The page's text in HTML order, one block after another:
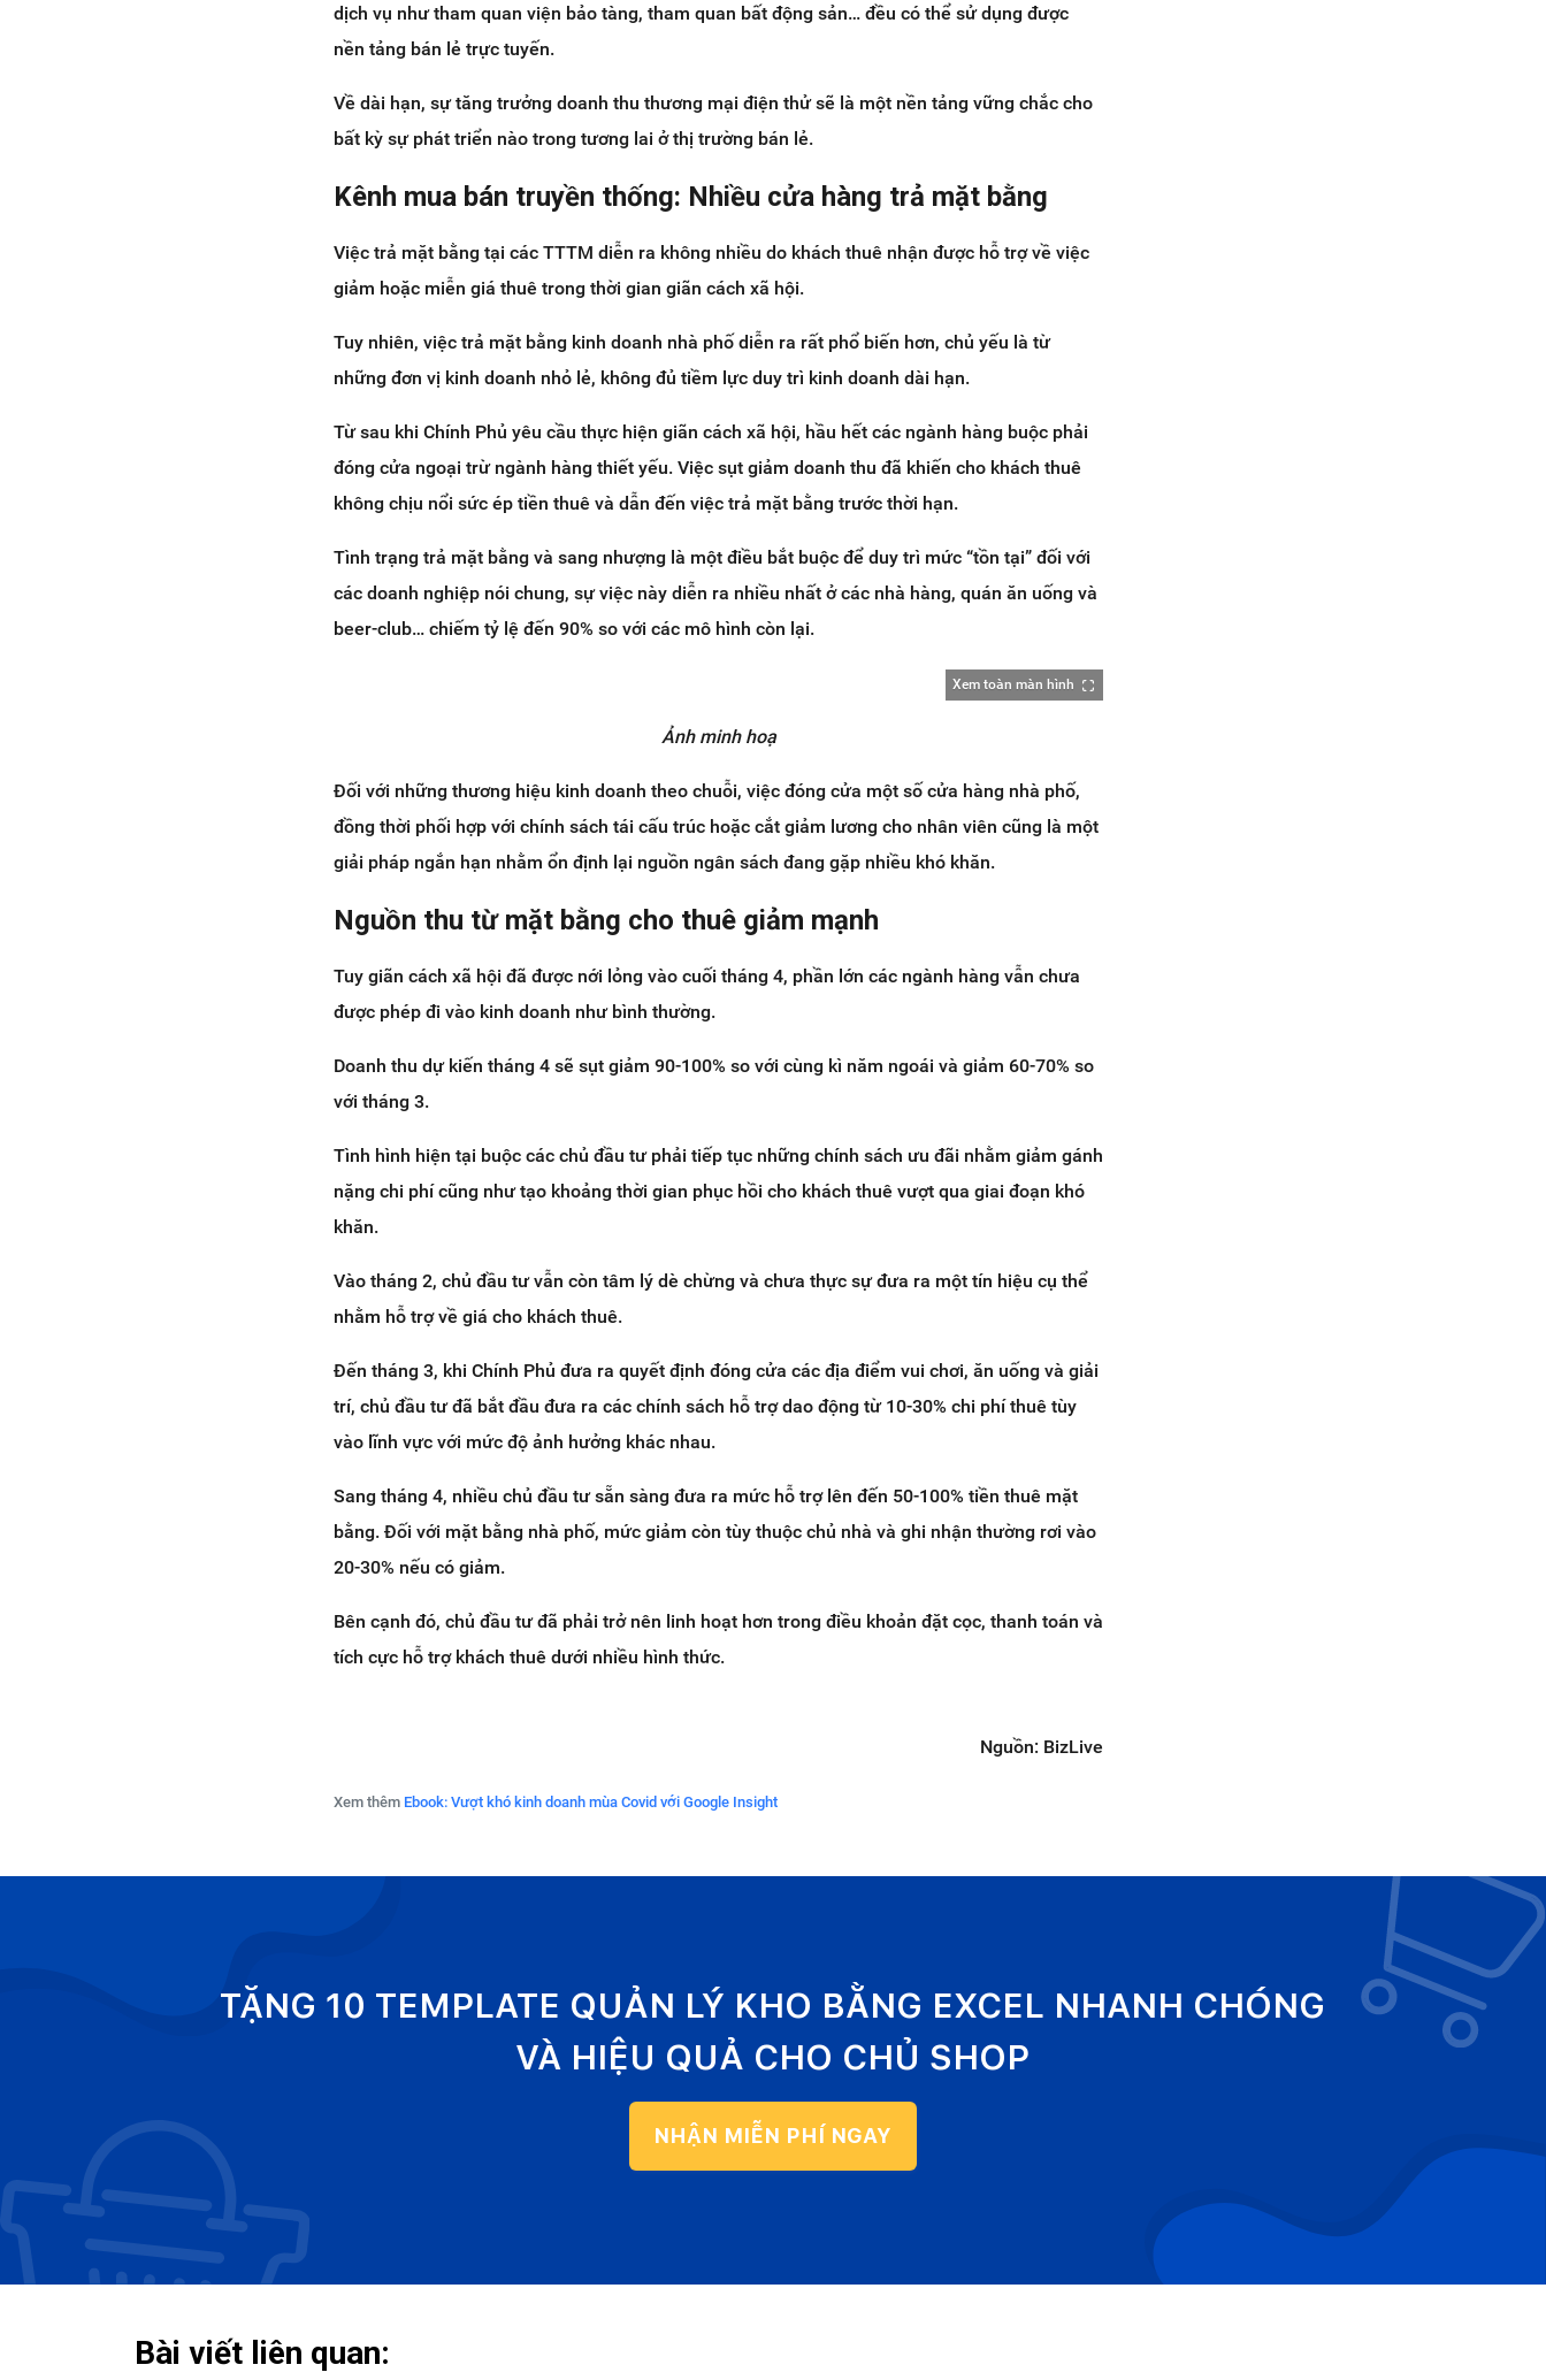
dịch vụ như tham quan viện bảo tàng, tham quan bất động sản… đều có thể sử dụng được
nền tảng bán lẻ trực tuyến.
Về dài hạn, sự tăng trưởng doanh thu thương mại điện thử sẽ là một nền tảng vững chắc cho
bất kỳ sự phát triển nào trong tương lai ở thị trường bán lẻ.
Kênh mua bán truyền thống: Nhiều cửa hàng trả mặt bằng
Việc trả mặt bằng tại các TTTM diễn ra không nhiều do khách thuê nhận được hỗ trợ về việc
giảm hoặc miễn giá thuê trong thời gian giãn cách xã hội.
Tuy nhiên, việc trả mặt bằng kinh doanh nhà phố diễn ra rất phổ biến hơn, chủ yếu là từ
những đơn vị kinh doanh nhỏ lẻ, không đủ tiềm lực duy trì kinh doanh dài hạn.
Từ sau khi Chính Phủ yêu cầu thực hiện giãn cách xã hội, hầu hết các ngành hàng buộc phải
đóng cửa ngoại trừ ngành hàng thiết yếu. Việc sụt giảm doanh thu đã khiến cho khách thuê
không chịu nổi sức ép tiền thuê và dẫn đến việc trả mặt bằng trước thời hạn.
Tình trạng trả mặt bằng và sang nhượng là một điều bắt buộc để duy trì mức “tồn tại” đối với
các doanh nghiệp nói chung, sự việc này diễn ra nhiều nhất ở các nhà hàng, quán ăn uống và
beer-club… chiếm tỷ lệ đến 90% so với các mô hình còn lại.
Xem toàn màn hình
Ảnh minh hoạ
Đối với những thương hiệu kinh doanh theo chuỗi, việc đóng cửa một số cửa hàng nhà phố,
đồng thời phối hợp với chính sách tái cấu trúc hoặc cắt giảm lương cho nhân viên cũng là một
giải pháp ngắn hạn nhằm ổn định lại nguồn ngân sách đang gặp nhiều khó khăn.
Nguồn thu từ mặt bằng cho thuê giảm mạnh
Tuy giãn cách xã hội đã được nới lỏng vào cuối tháng 4, phần lớn các ngành hàng vẫn chưa
được phép đi vào kinh doanh như bình thường.
Doanh thu dự kiến tháng 4 sẽ sụt giảm 90-100% so với cùng kì năm ngoái và giảm 60-70% so
với tháng 3.
Tình hình hiện tại buộc các chủ đầu tư phải tiếp tục những chính sách ưu đãi nhằm giảm gánh
nặng chi phí cũng như tạo khoảng thời gian phục hồi cho khách thuê vượt qua giai đoạn khó
khăn.
Vào tháng 2, chủ đầu tư vẫn còn tâm lý dè chừng và chưa thực sự đưa ra một tín hiệu cụ thể
nhằm hỗ trợ về giá cho khách thuê.
Đến tháng 3, khi Chính Phủ đưa ra quyết định đóng cửa các địa điểm vui chơi, ăn uống và giải
trí, chủ đầu tư đã bắt đầu đưa ra các chính sách hỗ trợ dao động từ 10-30% chi phí thuê tùy
vào lĩnh vực với mức độ ảnh hưởng khác nhau.
Sang tháng 4, nhiều chủ đầu tư sẵn sàng đưa ra mức hỗ trợ lên đến 50-100% tiền thuê mặt
bằng. Đối với mặt bằng nhà phố, mức giảm còn tùy thuộc chủ nhà và ghi nhận thường rơi vào
20-30% nếu có giảm.
Bên cạnh đó, chủ đầu tư đã phải trở nên linh hoạt hơn trong điều khoản đặt cọc, thanh toán và
tích cực hỗ trợ khách thuê dưới nhiều hình thức.
Nguồn: BizLive
Xem thêm Ebook: Vượt khó kinh doanh mùa Covid với Google Insight
TẶNG 10 TEMPLATE QUẢN LÝ KHO BẰNG EXCEL NHANH CHÓNG
VÀ HIỆU QUẢ CHO CHỦ SHOP
NHẬN MIỄN PHÍ NGAY
Bài viết liên quan: